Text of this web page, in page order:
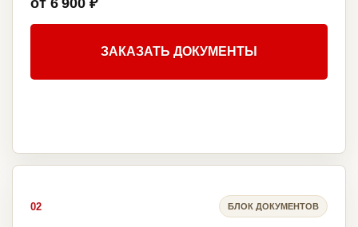
от 6 900 ₽
ЗАКАЗАТЬ ДОКУМЕНТЫ
02 БЛОК ДОКУМЕНТОВ